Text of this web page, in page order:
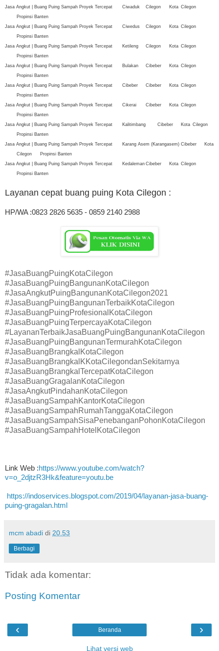
Jasa Angkut | Buang Puing Sampah Proyek Tercepat
Ciwaduk Cilegon Kota Cilegon
Propinsi Banten
Jasa Angkut | Buang Puing Sampah Proyek Tercepat
Ciwedus Cilegon Kota Cilegon
Propinsi Banten
Jasa Angkut | Buang Puing Sampah Proyek Tercepat
Ketileng Cilegon Kota Cilegon
Propinsi Banten
Jasa Angkut | Buang Puing Sampah Proyek Tercepat
Bulakan Cibeber Kota Cilegon
Propinsi Banten
Jasa Angkut | Buang Puing Sampah Proyek Tercepat
Cibeber Cibeber Kota Cilegon
Propinsi Banten
Jasa Angkut | Buang Puing Sampah Proyek Tercepat
Cikerai Cibeber Kota Cilegon
Propinsi Banten
Jasa Angkut | Buang Puing Sampah Proyek Tercepat
Kalitimbang Cibeber Kota Cilegon
Propinsi Banten
Jasa Angkut | Buang Puing Sampah Proyek Tercepat
Karang Asem (Karangasem) Cibeber
Kota
Cilegon
Propinsi Banten
Jasa Angkut | Buang Puing Sampah Proyek Tercepat
Kedaleman Cibeber Kota Cilegon
Propinsi Banten
Layanan cepat buang puing Kota Cilegon :
HP/WA :0823 2826 5635 - 0859 2140 2988
#JasaBuangPuingKotaCilegon
#JasaBuangPuingBangunanKotaCilegon
#JasaAngkutPuingBangunanKotaCilegon2021
#JasaBuangPuingBangunanTerbaikKotaCilegon
#JasaBuangPuingProfesionalKotaCilegon
#JasaBuangPuingTerpercayaKotaCilegon
#LayananTerbaikJasaBuangPuingBangunanKotaCilegon
#JasaBuangPuingBangunanTermurahKotaCilegon
#JasaBuangBrangkalKotaCilegon
#JasaBuangBrangkalKKotaCilegondanSekitarnya
#JasaBuangBrangkalTercepatKotaCilegon
#JasaBuangGragalanKotaCilegon
#JasaAngkutPindahanKotaCilegon
#JasaBuangSampahKantorKotaCilegon
#JasaBuangSampahRumahTanggaKotaCilegon
#JasaBuangSampahSisaPenebanganPohonKotaCilegon
#JasaBuangSampahHotelKotaCilegon
Link Web :https://www.youtube.com/watch?
v=o_2djtzR3Hk&feature=youtu.be
https://indoservices.blogspot.com/2019/04/layanan-jasa-buang-
puing-gragalan.html
mcm abadi di 20.53
Berbagi
Tidak ada komentar:
Posting Komentar
‹ ›
Beranda
Lihat versi web